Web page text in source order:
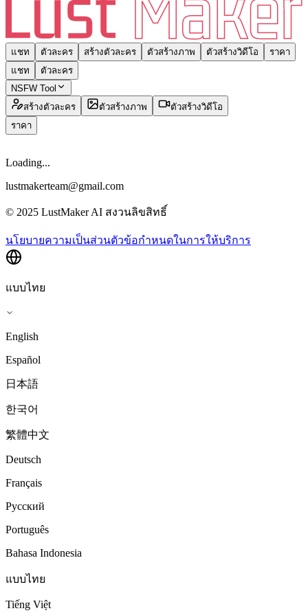
แชท ตัวละคร สร้างตัวละคร ตัวสร้างภาพ ตัวสร้างวิดีโอ
ราคา
แชท
ตัวละคร
NSFW Tool
สร้างตัวละคร
ตัวสร้างภาพ
ตัวสร้างวิดีโอ
ราคา
Loading...
lustmakerteam@gmail.com
© 2025 LustMaker AI สงวนลิขสิทธิ์
นโยบายความเป็นส่วนตัวข้อกำหนดในการให้บริการ
แบบไทย
English
Español
日本語
한국어
繁體中文
Deutsch
Français
Русский
Português
Bahasa Indonesia
แบบไทย
Tiếng Việt